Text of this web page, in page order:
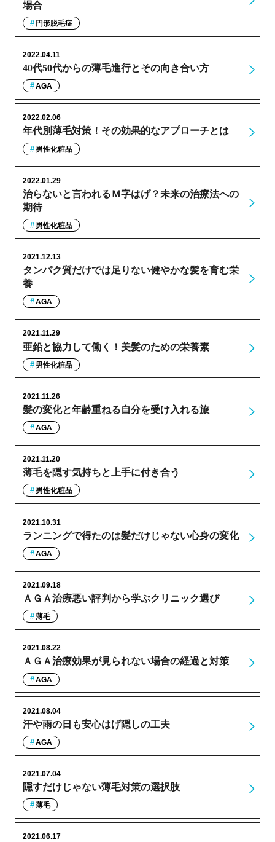
場合
円形脱毛症
40代50代からの薄毛進行とその向き合い方
2022.04.11
AGA
年代別薄毛対策！その効果的なアプローチとは
2022.02.06
男性化粧品
治らないと言われるＭ字はげ？未来の治療法への
期待
2022.01.29
男性化粧品
タンパク質だけでは足りない健やかな髪を育む栄
養
2021.12.13
AGA
亜鉛と協力して働く！美髪のための栄養素
2021.11.29
男性化粧品
髪の変化と年齢重ねる自分を受け入れる旅
2021.11.26
AGA
薄毛を隠す気持ちと上手に付き合う
2021.11.20
男性化粧品
ランニングで得たのは髪だけじゃない心身の変化
2021.10.31
AGA
ＡＧＡ治療悪い評判から学ぶクリニック選び
2021.09.18
薄毛
ＡＧＡ治療効果が見られない場合の経過と対策
2021.08.22
AGA
汗や雨の日も安心はげ隠しの工夫
2021.08.04
AGA
隠すだけじゃない薄毛対策の選択肢
2021.07.04
薄毛
2021.06.17